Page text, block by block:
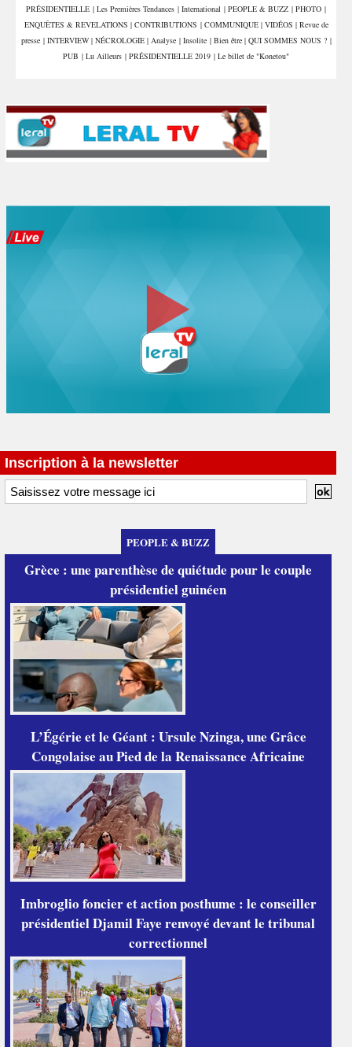
PRÉSIDENTIELLE | Les Premières Tendances | International | PEOPLE & BUZZ | PHOTO |
ENQUÊTES & REVELATIONS | CONTRIBUTIONS | COMMUNIQUE | VIDÉOS | Revue de
presse | INTERVIEW | NÉCROLOGIE | Analyse | Insolite | Bien être | QUI SOMMES NOUS ? |
PUB | Lu Ailleurs | PRÉSIDENTIELLE 2019 | Le billet de "Konetou"
Inscription à la newsletter
PEOPLE & BUZZ
Grèce : une parenthèse de quiétude pour le couple
présidentiel guinéen
L’Égérie et le Géant : Ursule Nzinga, une Grâce
Congolaise au Pied de la Renaissance Africaine
Imbroglio foncier et action posthume : le conseiller
présidentiel Djamil Faye renvoyé devant le tribunal
correctionnel